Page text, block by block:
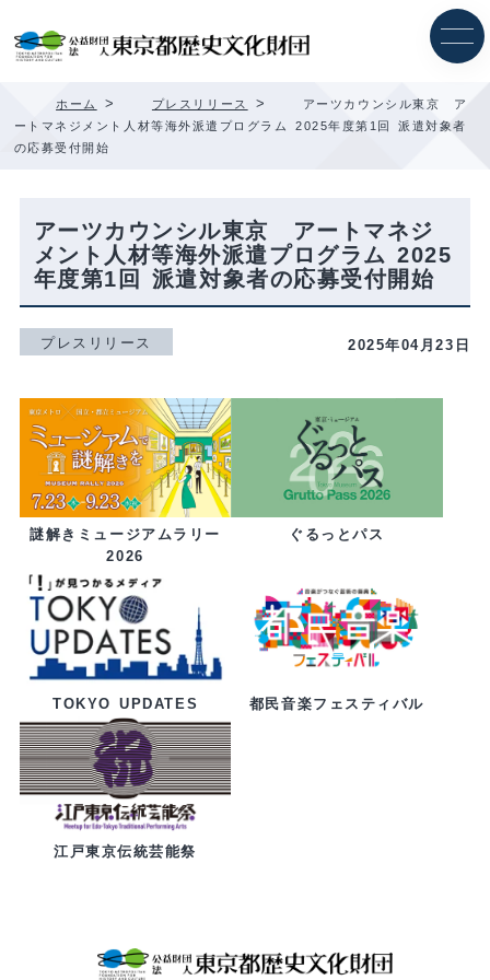
ホーム > プレスリリース >
アーツカウンシル東京 ア
ートマネジメント人材等海外派遣プログラム 2025年度第1回 派遣対象者
の応募受付開始
アーツカウンシル東京 アートマネジ
メント人材等海外派遣プログラム 2025
年度第1回 派遣対象者の応募受付開始
プレスリリース 2025年04月23日
謎解きミュージアムラリー
2026
ぐるっとパス
TOKYO UPDATES 都民音楽フェスティバル
江戸東京伝統芸能祭